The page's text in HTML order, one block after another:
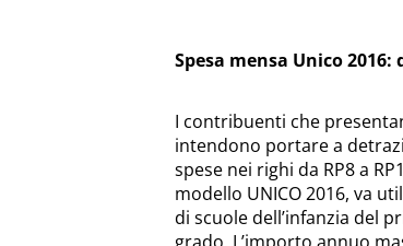
Spesa mensa Unico
I contribuenti che
intendono portare a
spese nei righi da RP8 a
modello UNICO 2016, va
di scuole dell’infanzia del